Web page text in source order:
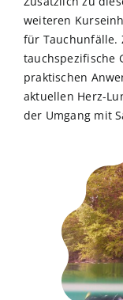
weiteren
für Tauchunfälle.
tauchspezifische
praktischen
aktuellen Herz-
der Umgang mit